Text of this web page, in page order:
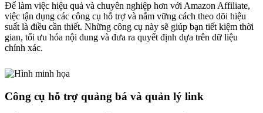
Để làm việc hiệu quả và chuyên nghiệp hơn với Amazon Affiliate,
việc tận dụng các công cụ hỗ trợ và nắm vững cách theo dõi hiệu
suất là điều cần thiết. Những công cụ này sẽ giúp bạn tiết kiệm thời
gian, tối ưu hóa nội dung và đưa ra quyết định dựa trên dữ liệu
chính xác.
Công cụ hỗ trợ quảng bá và quản lý link